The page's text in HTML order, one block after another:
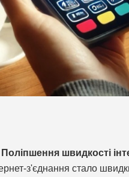
Поліпшення швидкості
з'єднання стало